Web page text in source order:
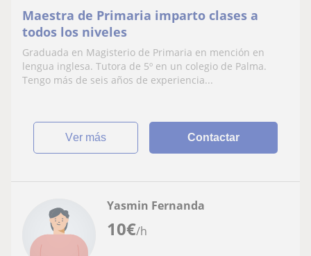
Maestra de Primaria imparto clases a
todos los niveles
Graduada en Magisterio de Primaria en mención en
lengua inglesa. Tutora de 5º en un colegio de Palma.
Tengo más de seis años de experiencia...
ver más Contactar
10€/h
Yasmin Fernanda